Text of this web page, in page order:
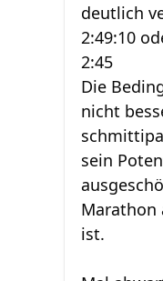
deutlich
2:49:10
2:45
Die
nicht
sein
Marathon
ist.